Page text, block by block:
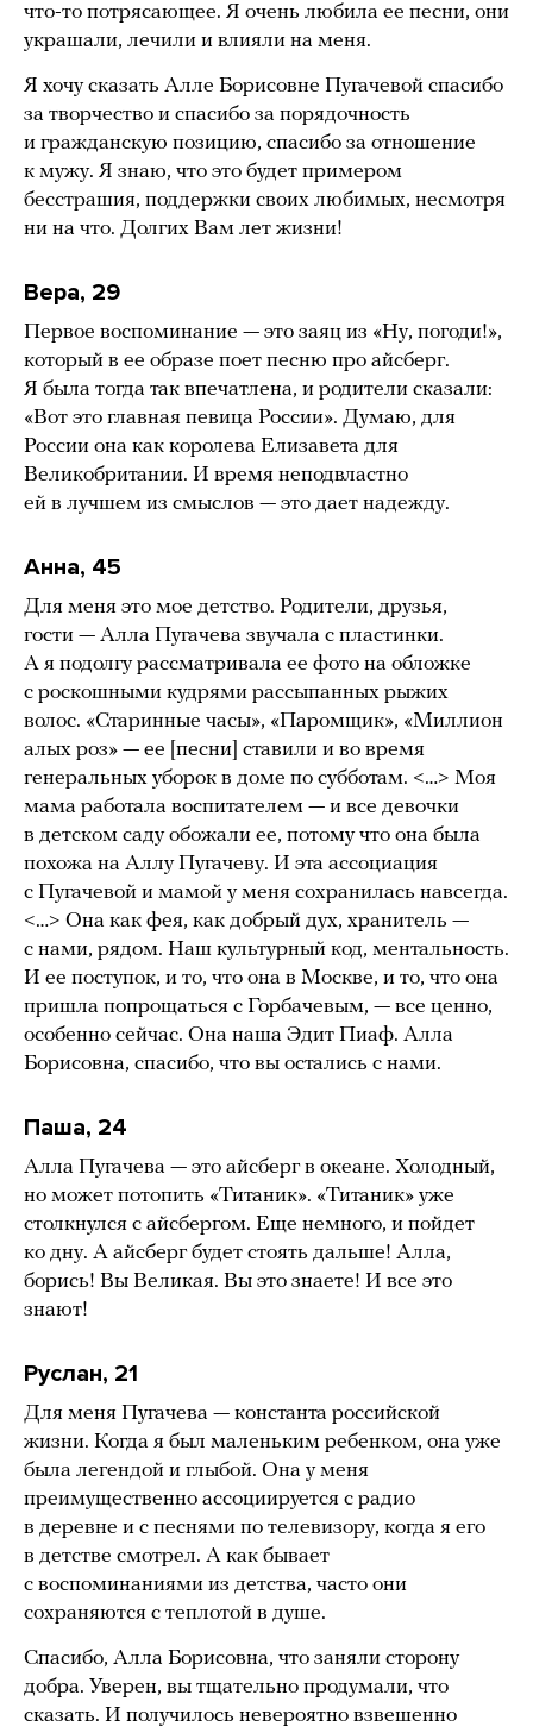
что-то потрясающее. Я очень любила ее песни, они
украшали, лечили и влияли на меня.
Я хочу сказать Алле Борисовне Пугачевой спасибо
за творчество и спасибо за порядочность
и гражданскую позицию, спасибо за отношение
к мужу. Я знаю, что это будет примером
бесстрашия, поддержки своих любимых, несмотря
ни на что. Долгих Вам лет жизни!
Вера, 29
Первое воспоминание — это заяц из «Ну, погоди!»,
который в ее образе поет песню про айсберг.
Я была тогда так впечатлена, и родители сказали:
«Вот это главная певица России». Думаю, для
России она как королева Елизавета для
Великобритании. И время неподвластно
ей в лучшем из смыслов — это дает надежду.
Анна, 45
Для меня это мое детство. Родители, друзья,
гости — Алла Пугачева звучала с пластинки.
А я подолгу рассматривала ее фото на обложке
с роскошными кудрями рассыпанных рыжих
волос. «Старинные часы», «Паромщик», «Миллион
алых роз» — ее [песни] ставили и во время
генеральных уборок в доме по субботам. <…> Моя
мама работала воспитателем — и все девочки
в детском саду обожали ее, потому что она была
похожа на Аллу Пугачеву. И эта ассоциация
с Пугачевой и мамой у меня сохранилась навсегда.
<…> Она как фея, как добрый дух, хранитель —
с нами, рядом. Наш культурный код, ментальность.
И ее поступок, и то, что она в Москве, и то, что она
пришла попрощаться с Горбачевым, — все ценно,
особенно сейчас. Она наша Эдит Пиаф. Алла
Борисовна, спасибо, что вы остались с нами.
Паша, 24
Алла Пугачева — это айсберг в океане. Холодный,
но может потопить «Титаник». «Титаник» уже
столкнулся с айсбергом. Еще немного, и пойдет
ко дну. А айсберг будет стоять дальше! Алла,
борись! Вы Великая. Вы это знаете! И все это
знают!
Руслан, 21
Для меня Пугачева — константа российской
жизни. Когда я был маленьким ребенком, она уже
была легендой и глыбой. Она у меня
преимущественно ассоциируется с радио
в деревне и c песнями по телевизору, когда я его
в детстве смотрел. А как бывает
с воспоминаниями из детства, часто они
сохраняются с теплотой в душе.
Спасибо, Алла Борисовна, что заняли сторону
добра. Уверен, вы тщательно продумали, что
сказать. И получилось невероятно взвешенно